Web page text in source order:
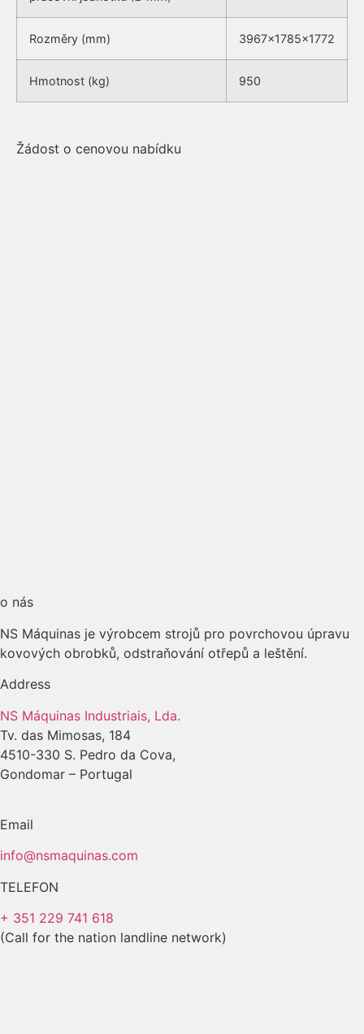
Rozměry (mm) 3967x1785x1772
Hmotnost (kg) 950
Žádost o cenovou nabídku
o nás
NS Máquinas je výrobcem strojů pro povrchovou úpravu
kovových obrobků, odstraňování otřepů a leštění.
Address
NS Máquinas Industriais, Lda.
Tv. das Mimosas, 184
4510-330 S. Pedro da Cova,
Gondomar – Portugal
Email
info@nsmaquinas.com
TELEFON
+ 351 229 741 618
(Call for the nation landline network)